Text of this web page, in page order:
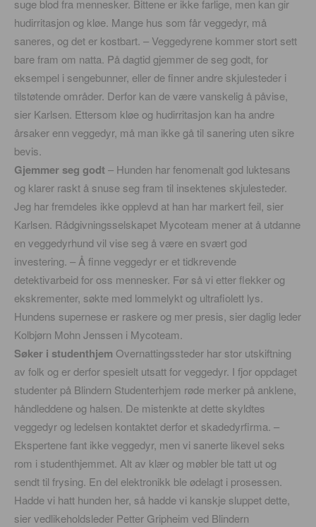
suge blod fra mennesker. Bittene er ikke farlige, men kan gir
hudirritasjon og kløe. Mange hus som får veggedyr, må
saneres, og det er kostbart. – Veggedyrene kommer stort sett
bare fram om natta. På dagtid gjemmer de seg godt, for
eksempel i sengebunner, eller de finner andre skjulesteder i
tilstøtende områder. Derfor kan de være vanskelig å påvise,
sier Karlsen. Ettersom kløe og hudirritasjon kan ha andre
årsaker enn veggedyr, må man ikke gå til sanering uten sikre
bevis.
Gjemmer seg godt– Hunden har fenomenalt god luktesans
og klarer raskt å snuse seg fram til insektenes skjulesteder.
Jeg har fremdeles ikke opplevd at han har markert feil, sier
Karlsen. Rådgivningsselskapet Mycoteam mener at å utdanne
en veggedyrhund vil vise seg å være en svært god
investering. – Å finne veggedyr er et tidkrevende
detektivarbeid for oss mennesker. Før så vi etter flekker og
ekskrementer, søkte med lommelykt og ultrafiolett lys.
Hundens supernese er raskere og mer presis, sier daglig leder
Kolbjørn Mohn Jenssen i Mycoteam.
Søker i studenthjem Overnattingssteder har stor utskiftning
av folk og er derfor spesielt utsatt for veggedyr. I fjor oppdaget
studenter på Blindern Studenterhjem røde merker på anklene,
håndleddene og halsen. De mistenkte at dette skyldtes
veggedyr og ledelsen kontaktet derfor et skadedyrfirma. –
Ekspertene fant ikke veggedyr, men vi sanerte likevel seks
rom i studenthjemmet. Alt av klær og møbler ble tatt ut og
sendt til frysing. En del elektronikk ble ødelagt i prosessen.
Hadde vi hatt hunden her, så hadde vi kanskje sluppet dette,
sier vedlikeholdsleder Petter Gripheim ved Blindern